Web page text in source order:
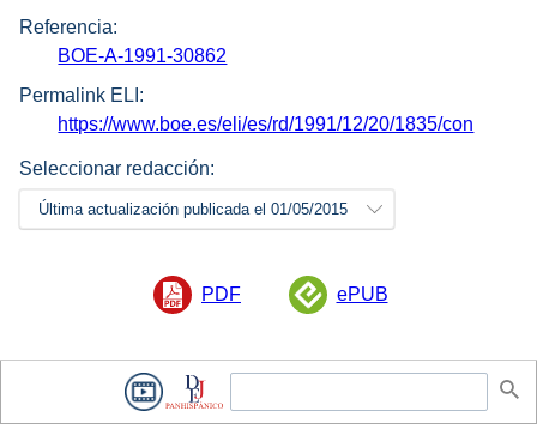
Referencia:
BOE-A-1991-30862
Permalink ELI:
https://www.boe.es/eli/es/rd/1991/12/20/1835/con
Seleccionar redacción:
Última actualización publicada el 01/05/2015
PDF ePUB